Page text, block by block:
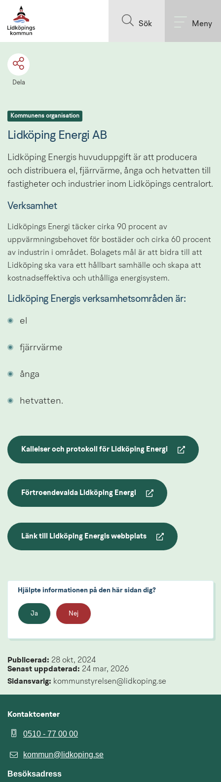
Sök Meny
Dela
Kommunens organisation
Lidköping Energi AB
Lidköping Energis huvuduppgift är att producera
och distribuera el, fjärrvärme, ånga och hetvatten till
fastigheter och industrier inom Lidköpings centralort.
Verksamhet
Lidköpings Energi täcker cirka 90 procent av
uppvärmningsbehovet för bostäder och cirka 60 procent
av industrin i området. Bolagets mål är att bidra till att
Lidköping ska vara ett hållbart samhälle och skapa att
kostnadseffektiva och uthålliga energisystem.
Lidköping Energis verksamhetsområden är:
el
fjärrvärme
ånga
hetvatten.
Kallelser och protokoll för Lidköping Energi
Förtroendevalda Lidköping Energi
Länk till annan webbplats.
Länk till Lidköping Energis webbplats
Länk till annan webbplats.
Hjälpte informationen på den här sidan dig?
Ja Nej
Publicerad: 28 okt, 2024
Senast uppdaterad: 24 mar, 2026
Sidansvarig: kommunstyrelsen@lidkoping.se
Kontaktcenter
0510 - 77 00 00
kommun@lidkoping.se
Besöksadress